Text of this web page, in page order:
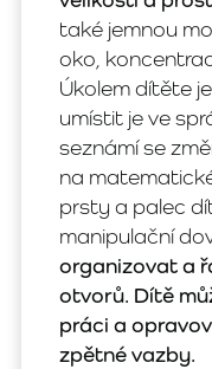
také jemnou
oko,
Úkolem dítěte
umístit je ve
seznámí se
na
prsty a palec
manipulační
organizovat a
otvorů. Dítě
práci a
zpětné vazby.